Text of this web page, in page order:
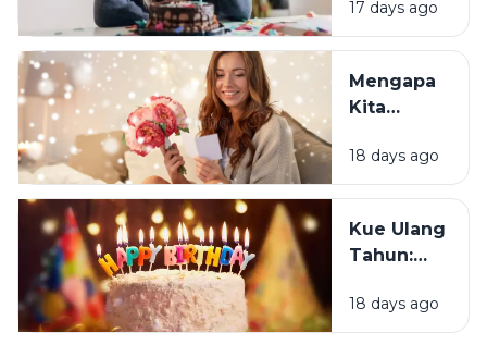
Sebagian
Orang
Merasa
Sedih Saat
Tahun?
17 days ago
Mengapa
Kita
Mendapat
Ucapan
Tahun?
18 days ago
Kue Ulang
Tahun:
Tradisi Ini
Berawal?
18 days ago